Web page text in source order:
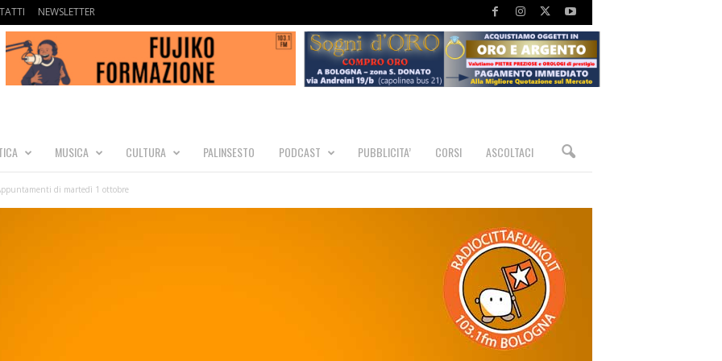
NEWSLETTER
MUSICA CULTURA PALINSESTO PODCAST PUBBLICITA’ CORSI ASCOLTACI
di martedì 1 ottobre